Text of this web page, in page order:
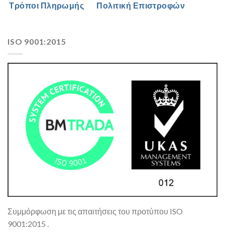
Τρόποι Πληρωμής Πολιτική Επιστροφών
ISO 9001:2015
Συμμόρφωση με τις απαιτήσεις του προτύπου ISO
9001:2015 .